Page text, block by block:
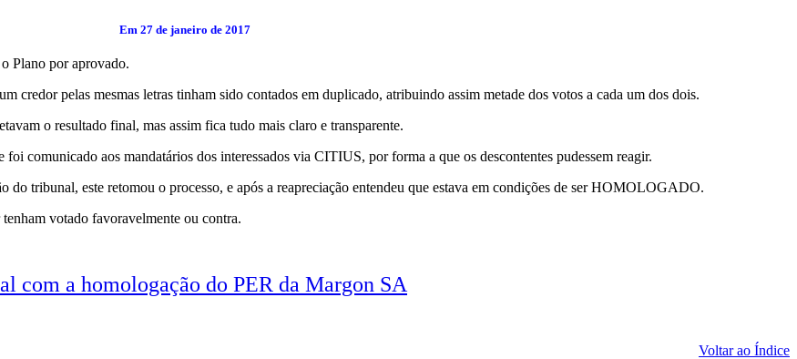
Em 27 de janeiro de 2017
Plano por aprovado.
credor pelas mesmas letras tinham sido contados em duplicado, atribuindo assim metade dos votos a cada um dos dois.
o resultado final, mas assim fica tudo mais claro e transparente.
comunicado aos mandatários dos interessados via CITIUS, por forma a que os descontentes pudessem reagir.
do tribunal, este retomou o processo, e após a reapreciação entendeu que estava em condições de ser HOMOLOGADO.
votado favoravelmente ou contra.
com a homologação do PER da Margon SA
Voltar ao Índice